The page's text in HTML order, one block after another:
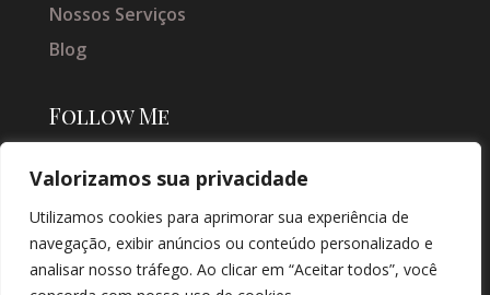
Valorizamos sua privacidade
Utilizamos cookies para aprimorar sua experiência de
navegação, exibir anúncios ou conteúdo personalizado e
analisar nosso tráfego. Ao clicar em “Aceitar todos”, você
Nossos Serviços
Blog
Follow Me